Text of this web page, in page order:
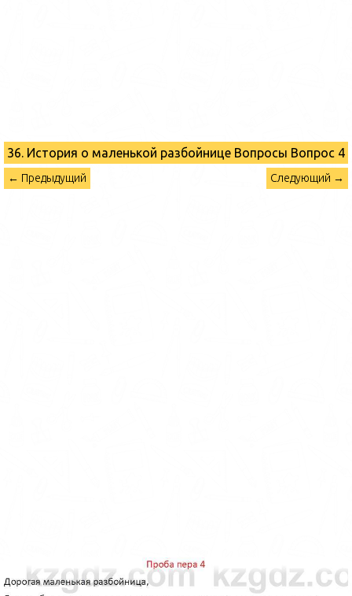
36. История о маленькой разбойнице Вопросы Вопрос 4
← Предыдущий Следующий →